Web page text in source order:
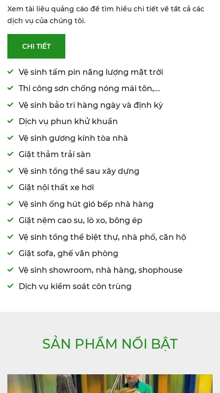
Xem tài liệu quảng cáo để tìm hiểu chi tiết về tất cả các
dịch vụ của chúng tôi.
CHI TIẾT
Vệ sinh tấm pin năng lượng mặt trời
Thi công sơn chống nóng mái tôn,...
Vệ sinh bảo trì hàng ngày và định kỳ
Dịch vụ phun khử khuẩn
Vệ sinh gương kính tòa nhà
Giặt thảm trải sàn
Vệ sinh tổng thể sau xây dựng
Giặt nội thất xe hơi
Vệ sinh ống hút gió bếp nhà hàng
Giặt nệm cao su, lò xo, bông ép
Vệ sinh tổng thể biệt thự, nhà phố, căn hộ
Giặt sofa, ghế văn phòng
Vệ sinh showroom, nhà hàng, shophouse
Dịch vụ kiểm soát côn trùng
SẢN PHẨM NỔI BẬT